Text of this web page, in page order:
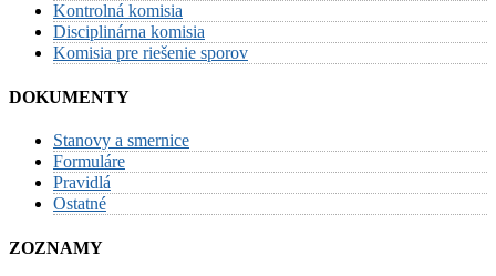
Kontrolná komisia
Disciplinárna komisia
Komisia pre riešenie sporov
DOKUMENTY
Stanovy a smernice
Formuláre
Pravidlá
Ostatné
ZOZNAMY